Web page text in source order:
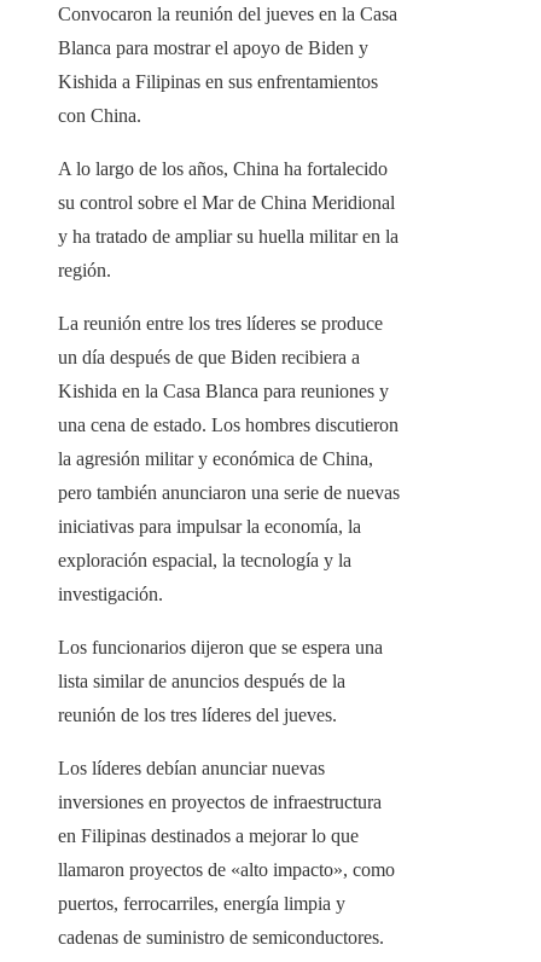
Convocaron la reunión del jueves en la Casa
Blanca para mostrar el apoyo de Biden y
Kishida a Filipinas en sus enfrentamientos
con China.
A lo largo de los años, China ha fortalecido
su control sobre el Mar de China Meridional
y ha tratado de ampliar su huella militar en la
región.
La reunión entre los tres líderes se produce
un día después de que Biden recibiera a
Kishida en la Casa Blanca para reuniones y
una cena de estado. Los hombres discutieron
la agresión militar y económica de China,
pero también anunciaron una serie de nuevas
iniciativas para impulsar la economía, la
exploración espacial, la tecnología y la
investigación.
Los funcionarios dijeron que se espera una
lista similar de anuncios después de la
reunión de los tres líderes del jueves.
Los líderes debían anunciar nuevas
inversiones en proyectos de infraestructura
en Filipinas destinados a mejorar lo que
llamaron proyectos de «alto impacto», como
puertos, ferrocarriles, energía limpia y
cadenas de suministro de semiconductores.